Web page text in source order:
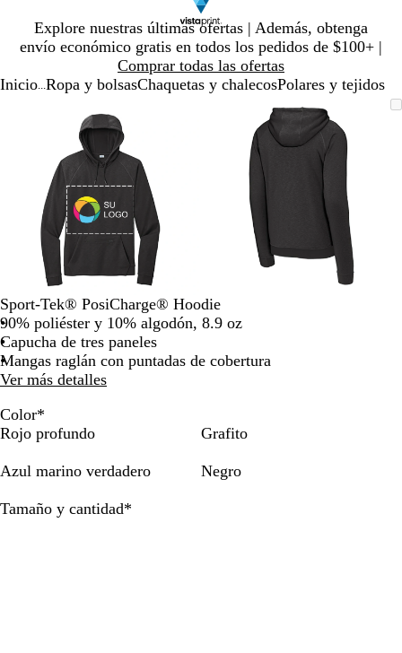
Explore nuestras últimas ofertas | Además, obtenga
envío económico gratis en todos los pedidos de $100+ |
Comprar todas las ofertas
Diapositiva
1
Inicio Ropa y bolsasChaquetas y chalecosPolares y tejidos
ampliable
con
zoom
al
mínimo
clic
para
expandir
la
tecla
de
más
y
menos
para
acercar/alejar
con
zoom
y
las
teclas
arrastrar
Imagen
ampliable
con
zoom
Ampliado
al
mínimo
Haga
clic
para
expandir
Use
la
tecla
más
menos
acercar/alejar
Sport-Tek® PosiCharge® Hoodie
90% poliéster y 10% algodón, 8.9 oz
Capucha de tres paneles
Mangas raglán con puntadas de cobertura
Ver más detalles
Color*
Rojo profundo
Grafito
Azul marino verdadero Negro
Tamaño y cantidad*